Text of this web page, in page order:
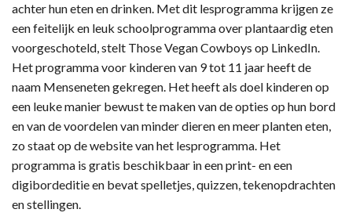
achter hun eten en drinken. Met dit lesprogramma krijgen ze
een feitelijk en leuk schoolprogramma over plantaardig eten
voorgeschoteld, stelt Those Vegan Cowboys op LinkedIn.
Het programma voor kinderen van 9 tot 11 jaar heeft de
naam Menseneten gekregen. Het heeft als doel kinderen op
een leuke manier bewust te maken van de opties op hun bord
en van de voordelen van minder dieren en meer planten eten,
zo staat op de website van het lesprogramma. Het
programma is gratis beschikbaar in een print- en een
digibordeditie en bevat spelletjes, quizzen, tekenopdrachten
en stellingen.